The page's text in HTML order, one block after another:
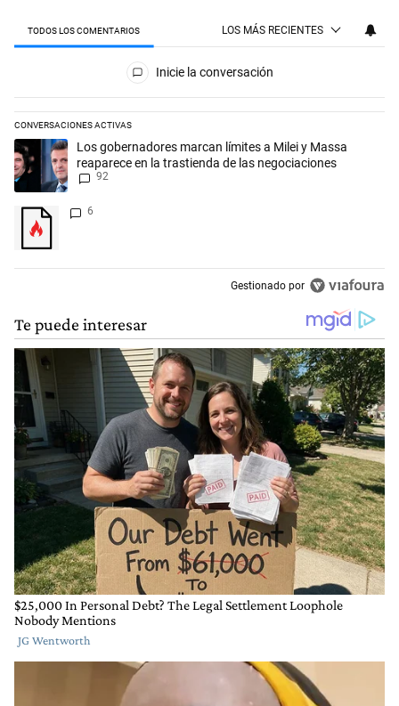
TODOS LOS COMENTARIOS LOS MÁS RECIENTES
Todos los comentarios
Inicie la conversación
CONVERSACIONES ACTIVAS
Este listado muestra los artículos con más comentarios en los
Un artículo de tendencia con el título "Los gobernadores marcan
Los gobernadores marcan límites a Milei y Massa
reaparece en la trastienda de las negociaciones
92
Un artículo de tendencia con el título "" con 6 comentarios.
6
Gestionado por